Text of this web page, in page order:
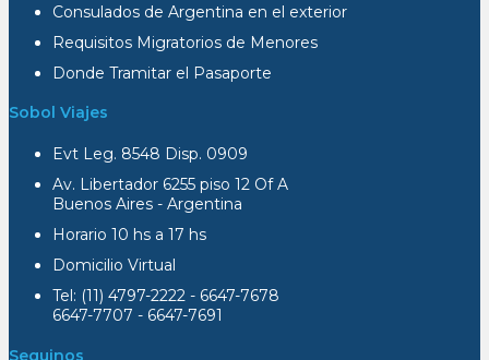
Consulados de Argentina en el exterior
Requisitos Migratorios de Menores
Donde Tramitar el Pasaporte
Sobol Viajes
Evt Leg. 8548 Disp. 0909
Av. Libertador 6255 piso 12 Of A
Buenos Aires - Argentina
Horario 10 hs a 17 hs
Domicilio Virtual
Tel: (11) 4797-2222 - 6647-7678
6647-7707 - 6647-7691
Seguinos